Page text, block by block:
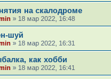
на скалодроме
» 18 мар 2022, 16:48
шуй
» 18 мар 2022, 16:31
как хобби
» 18 мар 2022, 16:41